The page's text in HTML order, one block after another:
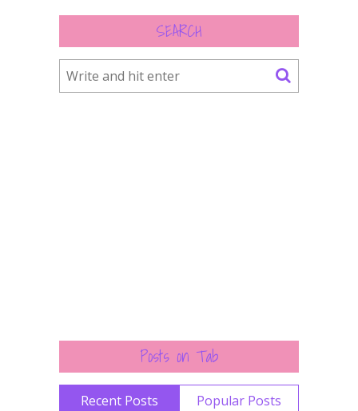
SEARCH
Posts on Tab
Recent Posts
Popular Posts